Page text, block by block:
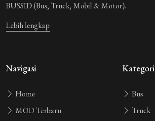
BUSSID (Bus, Truck, Mobil & Motor).
Lebih lengkap
Navigasi
Home
MOD Terbaru
Kategori
Bus
Truck